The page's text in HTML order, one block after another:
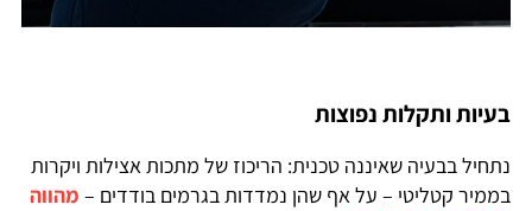
בעיות ותקלות נפוצות
נתחיל בבעיה שאיננה טכנית: הריכוז של מתכות אצילות ויקרות
בממיר קטליטי – על אף שהן נמדדות בגרמים בודדים – מהווה